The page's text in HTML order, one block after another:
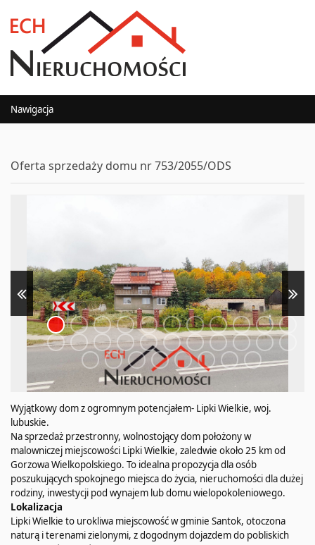
Nawigacja
Oferta sprzedaży domu nr 753/2055/ODS
Wyjątkowy dom z ogromnym potencjałem- Lipki Wielkie, woj.
lubuskie.
Na sprzedaż przestronny, wolnostojący dom położony w
malowniczej miejscowości Lipki Wielkie, zaledwie około 25 km od
Gorzowa Wielkopolskiego. To idealna propozycja dla osób
poszukujących spokojnego miejsca do życia, nieruchomości dla dużej
rodziny, inwestycji pod wynajem lub domu wielopokoleniowego.
Lokalizacja
Lipki Wielkie to urokliwa miejscowość w gminie Santok, otoczona
naturą i terenami zielonymi, z dogodnym dojazdem do pobliskich